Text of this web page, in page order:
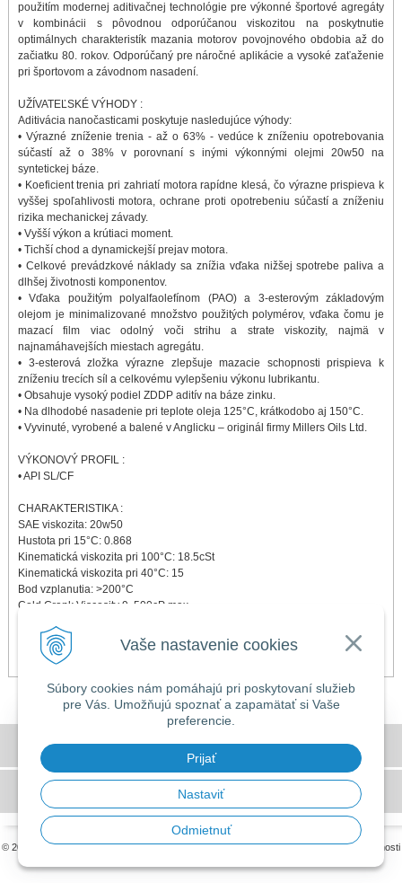
Vaše nastavenie cookies
Súbory cookies nám pomáhajú pri poskytovaní služieb
pre Vás. Umožňujú spoznať a zapamätať si Vaše
preferencie.
Prijať
Nastaviť
Odmietnuť
použitím modernej aditivačnej technológie pre výkonné športové agregáty
v kombinácii s pôvodnou odporúčanou viskozitou na poskytnutie
optimálnych charakteristík mazania motorov povojnového obdobia až do
začiatku 80. rokov. Odporúčaný pre náročné aplikácie a vysoké zaťaženie
pri športovom a závodnom nasadení.
UŽÍVATEĽSKÉ VÝHODY :
Aditivácia nanočasticami poskytuje nasledujúce výhody:
• Výrazné zníženie trenia - až o 63% - vedúce k zníženiu opotrebovania
súčastí až o 38% v porovnaní s inými výkonnými olejmi 20w50 na
syntetickej báze.
• Koeficient trenia pri zahriatí motora rapídne klesá, čo výrazne prispieva k
vyššej spoľahlivosti motora, ochrane proti opotrebeniu súčastí a zníženiu
rizika mechanickej závady.
• Vyšší výkon a krútiaci moment.
• Tichší chod a dynamickejší prejav motora.
• Celkové prevádzkové náklady sa znížia vďaka nižšej spotrebe paliva a
dlhšej životnosti komponentov.
• Vďaka použitým polyalfaolefínom (PAO) a 3-esterovým základovým
olejom je minimalizované množstvo použitých polymérov, vďaka čomu je
mazací film viac odolný voči strihu a strate viskozity, najmä v
najnamáhavejších miestach agregátu.
• 3-esterová zložka výrazne zlepšuje mazacie schopnosti prispieva k
zníženiu trecích síl a celkovému vylepšeniu výkonu lubrikantu.
• Obsahuje vysoký podiel ZDDP aditív na báze zinku.
• Na dlhodobé nasadenie pri teplote oleja 125°C, krátkodobo aj 150°C.
• Vyvinuté, vyrobené a balené v Anglicku – originál firmy Millers Oils Ltd.
VÝKONOVÝ PROFIL :
• API SL/CF
CHARAKTERISTIKA :
SAE viskozita: 20w50
Hustota pri 15°C: 0.868
Kinematická viskozita pri 100°C: 18.5cSt
Kinematická viskozita pri 40°C: 15
Bod vzplanutia: >200°C
Cold Crank Viscosity 9, 500cP max
Pôvodne známy ako CLASSIC SPORT HIGH PERFORMANCE 20w50 NT
(7911)
Všeobecné obchodné podmienky
GDPR a používanie cookies
© 2026 MILLERS OILS SLOVAKIA •tvorba eshopu cez UNIobchod,webhostingspoločnosti
DOVOLENKA 3. - 7. augusta 2026
Predajňa bude ZATVORENÁ a vytvorené
objednávky začneme vybavovať 10.8.2026.